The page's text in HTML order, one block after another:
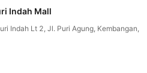
Indah Mall
Indah Lt 2, Jl. Puri Agung,